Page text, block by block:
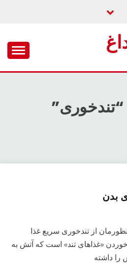
بدن
از تندخوری سریع غذا
«غذاهای تند» است که آتش به
را داشته